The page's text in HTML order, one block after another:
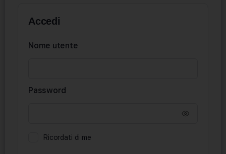
Accedi
Nome utente
Password
Ricordati di me